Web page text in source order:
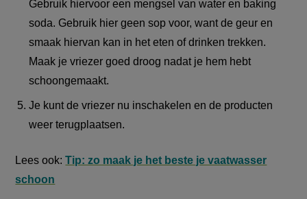
Gebruik hiervoor een mengsel van water en baking
soda. Gebruik hier geen sop voor, want de geur en
smaak hiervan kan in het eten of drinken trekken.
Maak je vriezer goed droog nadat je hem hebt
schoongemaakt.
Je kunt de vriezer nu inschakelen en de producten
weer terugplaatsen.
Lees ook:Tip: zo maak je het beste je vaatwasser
schoon